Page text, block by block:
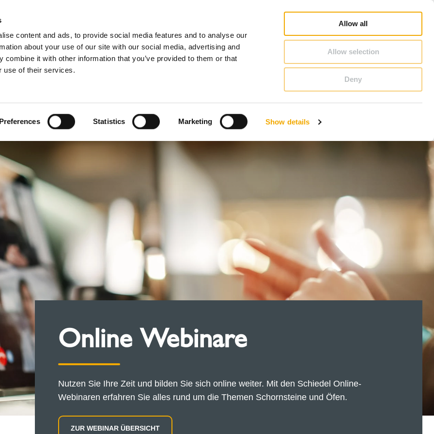
content and ads, to provide social media features and to analyse our
about your use of our site with our social media, advertising and
combine it with other information that you’ve provided to them or that
use of their services.
Preferences Statistics Marketing Show details
Allow all
Allow selection
Deny
Dänemark
Estland
Für Profis
Online Webinare
Nutzen Sie Ihre Zeit und bilden Sie sich online weiter. Mit den Schiedel Online-
Webinaren erfahren Sie alles rund um die Themen Schornsteine und Öfen.
ZUR WEBINAR ÜBERSICHT